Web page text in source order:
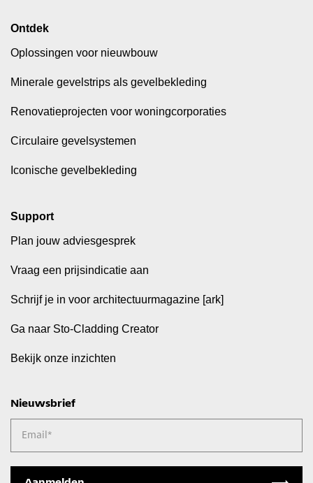
Ontdek
Oplossingen voor nieuwbouw
Minerale gevelstrips als gevelbekleding
Renovatieprojecten voor woningcorporaties
Circulaire gevelsystemen
Iconische gevelbekleding
Support
Plan jouw adviesgesprek
Vraag een prijsindicatie aan
Schrijf je in voor architectuurmagazine [ark]
Ga naar Sto-Cladding Creator
Bekijk onze inzichten
Nieuwsbrief
Email *